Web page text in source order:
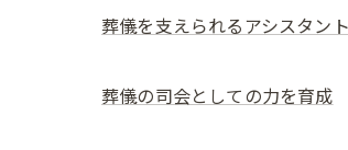
葬儀を支えられるアシスタント
葬儀の司会としての力を育成